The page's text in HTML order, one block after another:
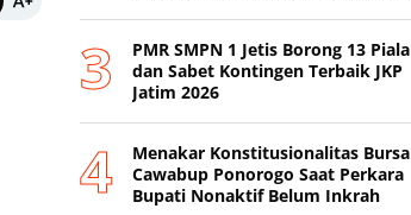
PMR SMPN 1 Jetis Borong 13 Piala
dan Sabet Kontingen Terbaik JKP
Jatim 2026
Menakar Konstitusionalitas Bursa
Cawabup Ponorogo Saat Perkara
Bupati Nonaktif Belum Inkrah